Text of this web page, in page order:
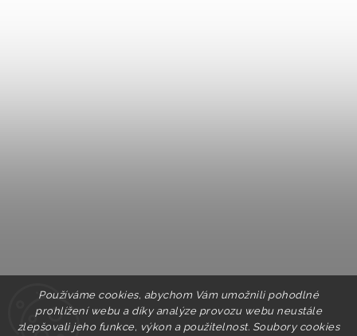
Používáme cookies, abychom Vám umožnili pohodlné
prohlížení webu a díky analýze provozu webu neustále
zlepšovali jeho funkce, výkon a použitelnost. Soubory cookies